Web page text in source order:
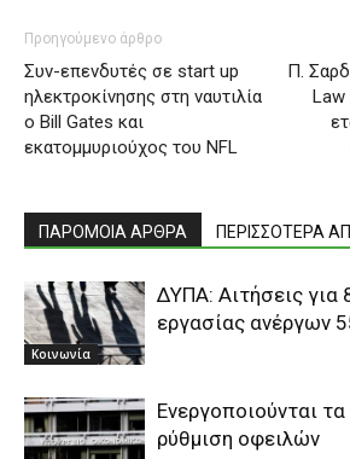
Προηγούμενο άρθρο
Συν-επενδυτές σε start up
ηλεκτροκίνησης στη ναυτιλία
o Βill Gates και
εκατομμυριούχος του NFL
Π.
Law
ΠΑΡΟΜΟΙΑ ΑΡΘΡΑ ΠΕΡΙΣΣΟΤΕΡΑ
Κοινωνία
ΔΥΠΑ: Αιτήσεις για
εργασίας ανέργων
Ενεργοποιούνται
ρύθμιση οφειλών